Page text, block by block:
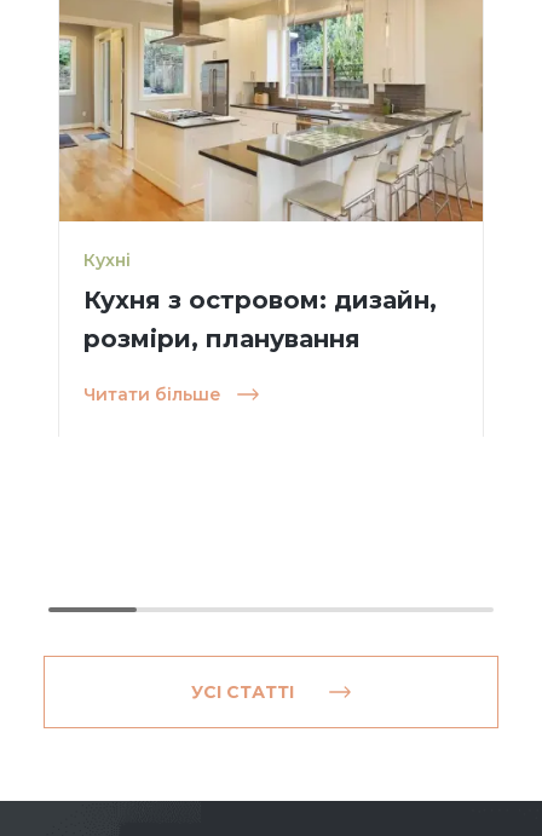
УСІ СТАТТІ
Кухні
Кухня з островом: дизайн,
розміри, планування
Читати більше